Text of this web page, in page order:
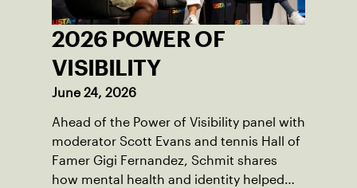
2026 POWER OF
VISIBILITY
June 24, 2026
Ahead of the Power of Visibility panel with
moderator Scott Evans and tennis Hall of
Famer Gigi Fernandez, Schmit shares
how mental health and identity helped